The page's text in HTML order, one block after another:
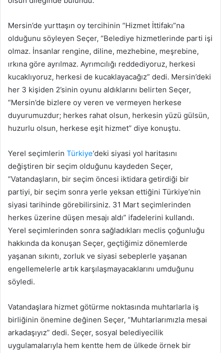
Mersin’de yurttaşın oy tercihinin “Hizmet İttifakı”na
olduğunu söyleyen Seçer, “Belediye hizmetlerinde parti işi
olmaz. İnsanlar rengine, diline, mezhebine, meşrebine,
ırkına göre ayrılmaz. Ayrımcılığı reddediyoruz, herkesi
kucaklıyoruz, herkesi de kucaklayacağız” dedi. Mersin’deki
her 3 kişiden 2’sinin oyunu aldıklarını belirten Seçer,
“Mersin’de bizlere oy veren ve vermeyen herkese
duyurumuzdur; herkes rahat olsun, herkesin yüzü gülsün,
huzurlu olsun, herkese eşit hizmet” diye konuştu.
Yerel seçimlerin Türkiye‘deki siyasi yol haritasını
değiştiren bir seçim olduğunu kaydeden Seçer,
“Vatandaşların, bir seçim öncesi iktidara getirdiği bir
partiyi, bir seçim sonra yerle yeksan ettiğini Türkiye’nin
siyasi tarihinde görebilirsiniz. 31 Mart seçimlerinden
herkes üzerine düşen mesajı aldı” ifadelerini kullandı.
Yerel seçimlerinden sonra sağladıkları meclis çoğunluğu
hakkında da konuşan Seçer, geçtiğimiz dönemlerde
yaşanan sıkıntı, zorluk ve siyasi sebeplerle yaşanan
engellemelerle artık karşılaşmayacaklarını umduğunu
söyledi.
Vatandaşlara hizmet götürme noktasında muhtarlarla iş
birliğinin önemine değinen Seçer, “Muhtarlarımızla mesai
arkadaşıyız” dedi. Seçer, sosyal belediyecilik
uygulamalarıyla hem kentte hem de ülkede örnek bir